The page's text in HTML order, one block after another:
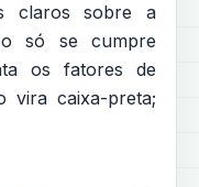
claros sobre a
só se cumpre
os fatores de
vira caixa-preta;